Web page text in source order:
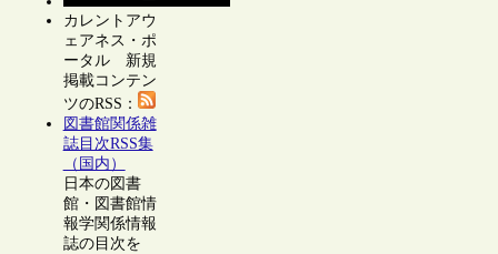
カレントアウ
ェアネス・ポ
ータル 新規
掲載コンテン
ツのRSS：
図書館関係雑
誌目次RSS集
（国内）
日本の図書
館・図書館情
報学関係情報
誌の目次を